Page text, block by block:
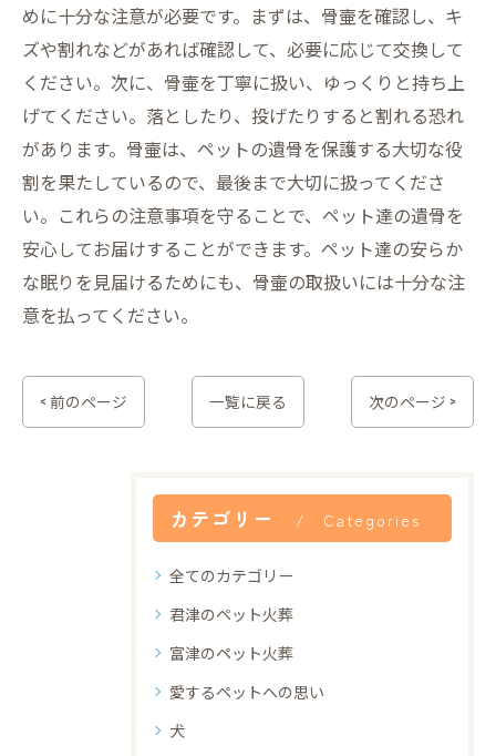
めに十分な注意が必要です。まずは、骨壷を確認し、キ
ズや割れなどがあれば確認して、必要に応じて交換して
ください。次に、骨壷を丁寧に扱い、ゆっくりと持ち上
げてください。落としたり、投げたりすると割れる恐れ
があります。骨壷は、ペットの遺骨を保護する大切な役
割を果たしているので、最後まで大切に扱ってくださ
い。これらの注意事項を守ることで、ペット達の遺骨を
安心してお届けすることができます。ペット達の安らか
な眠りを見届けるためにも、骨壷の取扱いには十分な注
意を払ってください。
< 前のページ 一覧に戻る 次のページ >
カテゴリー Categories
全てのカテゴリー
君津のペット火葬
富津のペット火葬
愛するペットへの思い
犬